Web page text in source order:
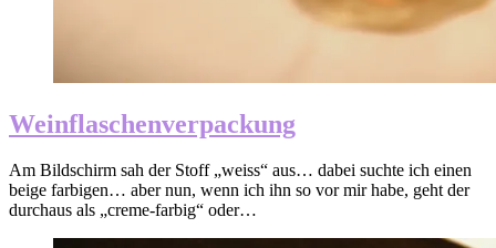
Weinflaschenverpackung
Am Bildschirm sah der Stoff „weiss“ aus… dabei suchte ich einen
beige farbigen… aber nun, wenn ich ihn so vor mir habe, geht der
durchaus als „creme-farbig“ oder…